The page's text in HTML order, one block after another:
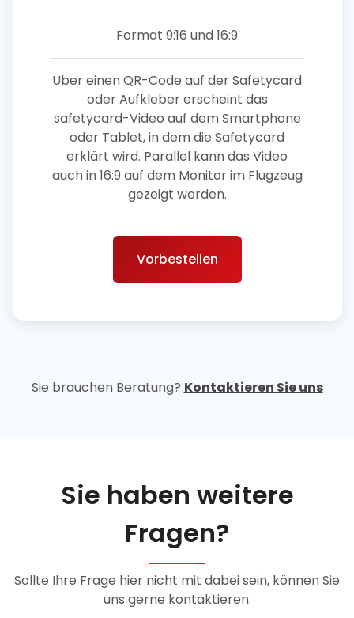
Format 9:16 und 16:9
Über einen QR-Code auf der Safetycard
oder Aufkleber erscheint das
safetycard-Video auf dem Smartphone
oder Tablet, in dem die Safetycard
erklärt wird. Parallel kann das Video
auch in 16:9 auf dem Monitor im Flugzeug
gezeigt werden.
Vorbestellen
Sie brauchen Beratung? Kontaktieren Sie uns
Sie haben weitere
Fragen?
Sollte Ihre Frage hier nicht mit dabei sein, können Sie
uns gerne kontaktieren.